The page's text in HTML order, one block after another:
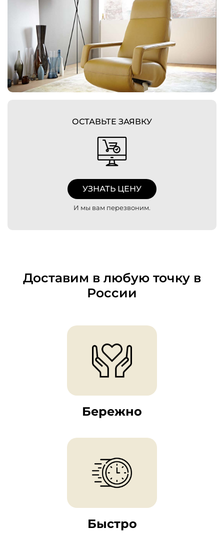
ОСТАВЬТЕ ЗАЯВКУ
УЗНАТЬ ЦЕНУ
И мы вам перезвоним.
Доставим в любую точку в
России
Бережно
Быстро